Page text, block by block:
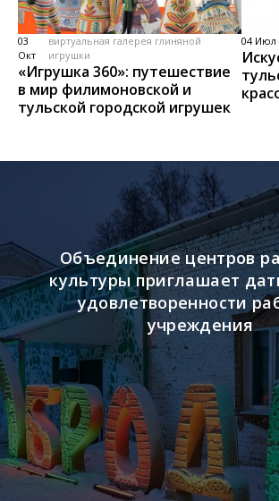
03
Окт
виртуальная галерея глиняной
игрушки
«Игрушка 360»: путешествие
в мир филимоновской и
тульской городской игрушек
04 Июл
Объединение центров
культуры приглашает
удовлетворенности
учреждения